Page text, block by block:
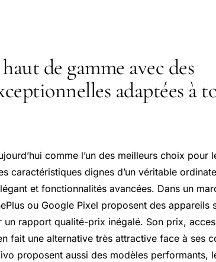
de gamme avec des
adaptées à
comme l’un des meilleurs choix pour
caractéristiques dignes d’un véritable
et fonctionnalités avancées. Dans un
ou Google Pixel proposent des appareils
un rapport qualité-prix inégalé. Son prix,
fait une alternative très attractive face à ses
proposent aussi des modèles performants,